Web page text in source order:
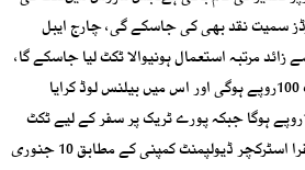
سمیت نقد بھی کی جاسکے گی، چارج ایبل
مرتبہ استعمال ہونیوالا ٹکٹ لیا جاسکے گا،
پہلی مرتبہ کارڈ بنانے کی لاگت 100روپے ہوگی اور اس میں بیلنس لوڈ کرایا
جاسکے گا، کم سے کم کرایہ 15روپے ہوگا جبکہ پورے ٹریک پر سفر کے لیے ٹکٹ
55 روپے ہے۔ترجمان سندھ انفرا اسٹرکچر ڈیولپمنٹ کمپنی کے مطابق 10 جنوری